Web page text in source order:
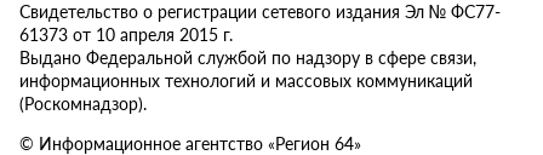
Свидетельство о регистрации сетевого издания Эл № ФС77-
61373 от 10 апреля 2015 г.
Выдано Федеральной службой по надзору в сфере связи,
информационных технологий и массовых коммуникаций
(Роскомнадзор).
© Информационное агентство «Регион 64»